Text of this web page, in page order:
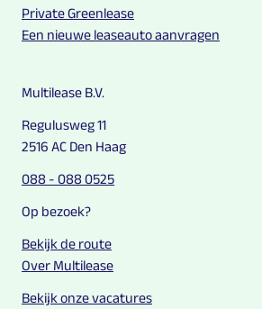
Private Greenlease
Een nieuwe leaseauto aanvragen
Multilease B.V.
Regulusweg 11
2516 AC Den Haag
088 - 088 0525
Op bezoek?
Bekijk de route
Over Multilease
Bekijk onze vacatures